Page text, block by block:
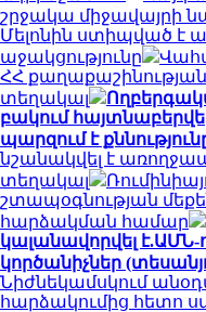
շրջակա միջավայրի
Մելոնին ստիպված է
աջակցությունը
ՀՀ
տեղակալ
բակում
պարզում է
նշանակվել է
տեղակալ
շտապօգնության
հարձակման համար
կալանավորվել է.ԱՄՆ-
կործանիչներ
Նիժնեկամսկում
հարձակումից հետո